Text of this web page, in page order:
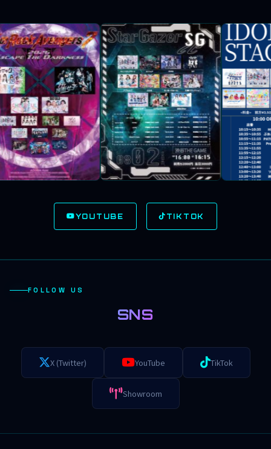
YOUTUBE TIKTOK
FOLLOW US
SNS
X (Twitter) YouTube TikTok
Showroom